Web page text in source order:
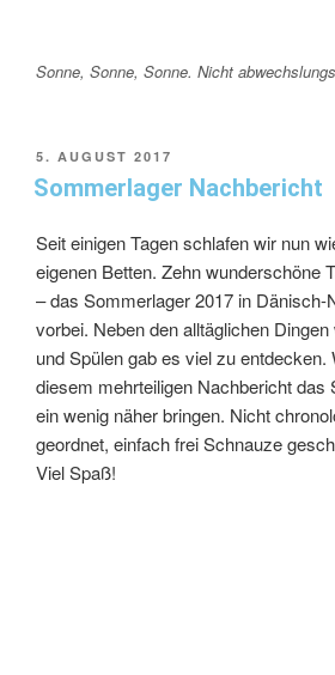
Sonne, Sonne, Sonne. Nicht
5. AUGUST 2017
Sommerlager Nachbericht
Seit einigen Tagen schlafen wir nun
eigenen Betten. Zehn wunderschöne
– das Sommerlager 2017 in Dänisch-
vorbei. Neben den alltäglichen
und Spülen gab es viel zu
diesem mehrteiligen Nachbericht das
ein wenig näher bringen. Nicht
geordnet, einfach frei Schnauze
Viel Spaß!